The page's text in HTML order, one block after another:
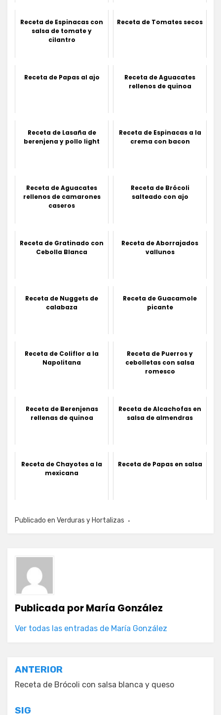
Receta de Espinacas con
salsa de tomate y
cilantro
Receta de Tomates secos
Receta de Papas al ajo
Receta de Aguacates
rellenos de quinoa
Receta de Lasaña de
berenjena y pollo light
Receta de Espinacas a la
crema con bacon
Receta de Aguacates
rellenos de camarones
caseros
Receta de Brócoli
salteado con ajo
Receta de Gratinado con
Cebolla Blanca
Receta de Aborrajados
vallunos
Receta de Nuggets de
calabaza
Receta de Guacamole
picante
Receta de Coliflor a la
Napolitana
Receta de Puerros y
cebolletas con salsa
romesco
Receta de Berenjenas
rellenas de quinoa
Receta de Alcachofas en
salsa de almendras
Receta de Chayotes a la
mexicana
Receta de Papas en salsa
Publicado en Verduras y Hortalizas
Publicada porMaría González
Ver todas las entradas de María González
Navegación
de
entradas
ANTERIOR
Receta de Brócoli con salsa blanca y queso
SIG